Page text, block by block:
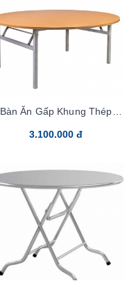
Bàn Ăn Gấp Khung Thép
3.100.000 đ